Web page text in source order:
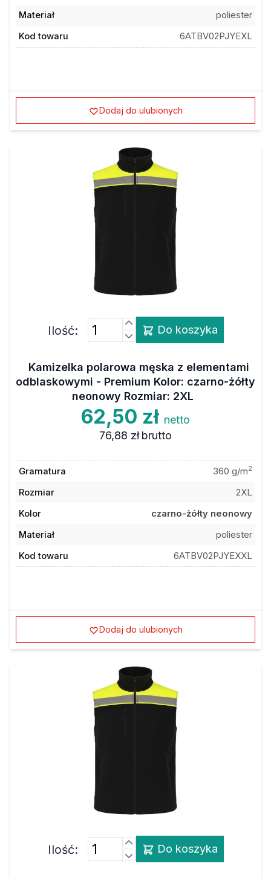
Materiał
poliester
Kod towaru
6ATBV02PJYEXL
Dodaj do ulubionych
Ilość: Do koszyka
Kamizelka polarowa męska z elementami
odblaskowymi - Premium Kolor: czarno-żółty
neonowy Rozmiar: 2XL
62,50 zł netto
76,88 zł brutto
Gramatura 360 g/m2
Rozmiar
2XL
Kolor
czarno-żółty neonowy
Materiał
poliester
Kod towaru
6ATBV02PJYEXXL
Dodaj do ulubionych
Ilość: Do koszyka